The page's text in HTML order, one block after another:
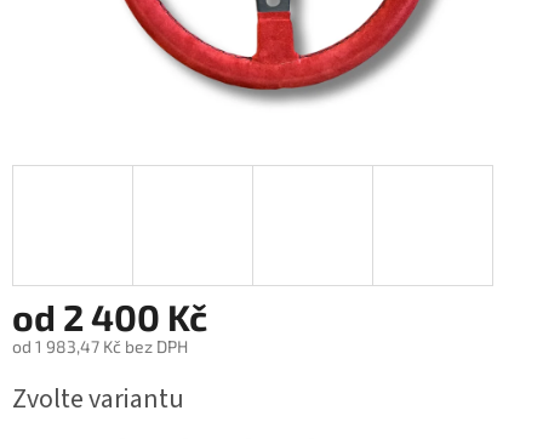
od 2 400 Kč
od 1 983,47 Kč bez DPH
cena:
Zvolte variantu